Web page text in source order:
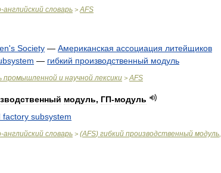
-английский словарь > AFS
's Society — Американская ассоциация литейщиков
— гибкий производственный модуль
промышленной и научной лексики > AFS
модуль, ГП-модуль
factory subsystem
-английский словарь > (AFS) гибкий производственный модуль,